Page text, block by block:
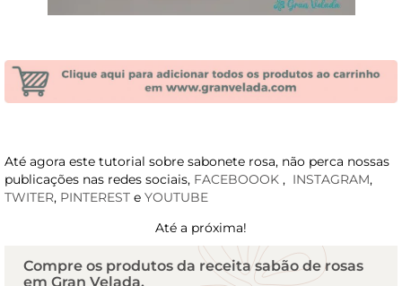
Até agora este tutorial sobre sabonete rosa, não perca nossas
publicações nas redes sociais, FACEBOOOK , INSTAGRAM,
TWITER, PINTEREST e YOUTUBE
Até a próxima!
Compre os produtos da receita sabão de rosas
em Gran Velada.